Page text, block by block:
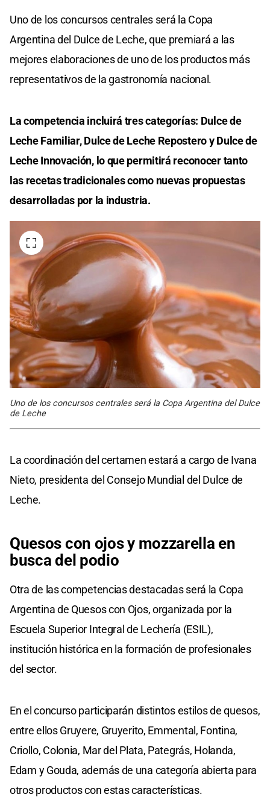
Uno de los concursos centrales será la Copa
Argentina del Dulce de Leche, que premiará a las
mejores elaboraciones de uno de los productos más
representativos de la gastronomía nacional.
La competencia incluirá tres categorías: Dulce de
Leche Familiar, Dulce de Leche Repostero y Dulce de
Leche Innovación, lo que permitirá reconocer tanto
las recetas tradicionales como nuevas propuestas
desarrolladas por la industria.
Uno de los concursos centrales será la Copa Argentina del Dulce
de Leche
La coordinación del certamen estará a cargo de Ivana
Nieto, presidenta del Consejo Mundial del Dulce de
Leche.
Quesos con ojos y mozzarella en
busca del podio
Otra de las competencias destacadas será la Copa
Argentina de Quesos con Ojos, organizada por la
Escuela Superior Integral de Lechería (ESIL),
institución histórica en la formación de profesionales
del sector.
En el concurso participarán distintos estilos de quesos,
entre ellos Gruyere, Gruyerito, Emmental, Fontina,
Criollo, Colonia, Mar del Plata, Pategrás, Holanda,
Edam y Gouda, además de una categoría abierta para
otros productos con estas características.